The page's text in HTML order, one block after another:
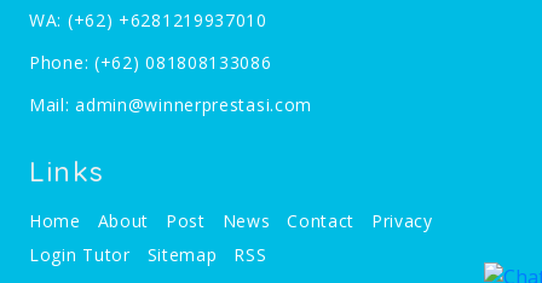
WA: (+62) +6281219937010
Phone: (+62) 081808133086
Mail:admin@winnerprestasi.com
Links
Home About Post News Contact
Privacy
Login Tutor
Sitemap RSS